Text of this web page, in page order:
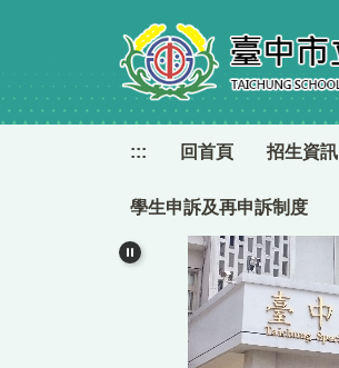
要
內
::: 回首頁 招生資訊
學生申訴及再申訴制度